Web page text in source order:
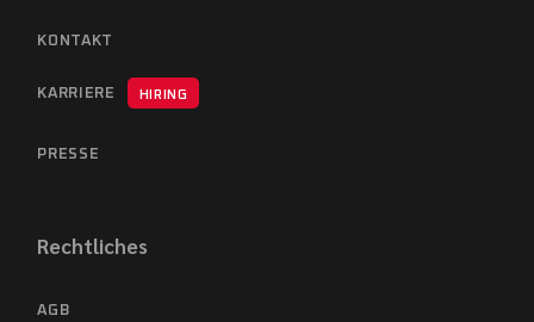
KONTAKT
KARRIERE HIRING
PRESSE
Rechtliches
AGB